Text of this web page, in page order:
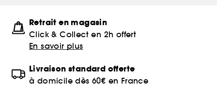
Retrait en magasin
Click & Collect en 2h offert
En savoir plus
Livraison standard offerte
à domicile dès 60€ en France